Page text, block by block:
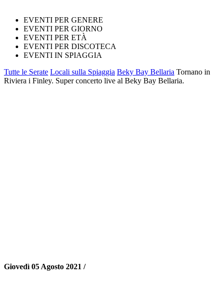
EVENTI PER GENERE
EVENTI PER GIORNO
EVENTI PER ETÀ
EVENTI PER DISCOTECA
EVENTI IN SPIAGGIA
Tutte le Serate Locali sulla Spiaggia Beky Bay Bellaria Tornano in
Riviera i Finley. Super concerto live al Beky Bay Bellaria.
Giovedì 05 Agosto 2021 /